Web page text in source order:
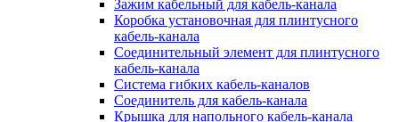
Зажим кабельный для кабель-канала
Коробка установочная для плинтусного
кабель-канала
Соединительный элемент для плинтусного
кабель-канала
Система гибких кабель-каналов
Соединитель для кабель-канала
Крышка для напольного кабель-канала